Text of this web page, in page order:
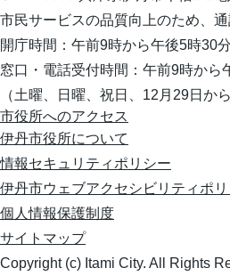
市民サービスの品質向上のため、
開庁時間：午前9時から午後5時30
窓口・電話受付時間：午前9時から
（土曜、日曜、祝日、12月29日か
市役所へのアクセス
伊丹市役所について
情報セキュリティポリシー
伊丹市ウェブアクセシビリティポ
個人情報保護制度
サイトマップ
Copyright (c) Itami City. All Rights